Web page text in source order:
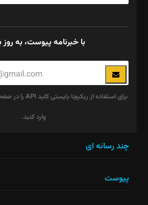
با خبرنامه پیوست، به روز
وارد کنید.
نباید
چند رسانه ای
پیوست